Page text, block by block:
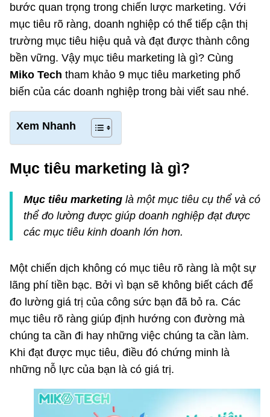
bước quan trọng trong chiến lược marketing. Với
mục tiêu rõ ràng, doanh nghiệp có thể tiếp cận thị
trường mục tiêu hiệu quả và đạt được thành công
bền vững. Vậy mục tiêu marketing là gì? Cùng
Miko Tech tham khảo 9 mục tiêu marketing phổ
biến của các doanh nghiệp trong bài viết sau nhé.
Xem Nhanh
Mục tiêu marketing là gì?
Mục tiêu marketinglà một mục tiêu cụ thể và có
thể đo lường được giúp doanh nghiệp đạt được
các mục tiêu kinh doanh lớn hơn.
Một chiến dịch không có mục tiêu rõ ràng là một sự
lãng phí tiền bạc. Bởi vì bạn sẽ không biết cách để
đo lường giá trị của công sức bạn đã bỏ ra. Các
mục tiêu rõ ràng giúp định hướng con đường mà
chúng ta cần đi hay những việc chúng ta cần làm.
Khi đạt được mục tiêu, điều đó chứng minh là
những nỗ lực của bạn là có giá trị.